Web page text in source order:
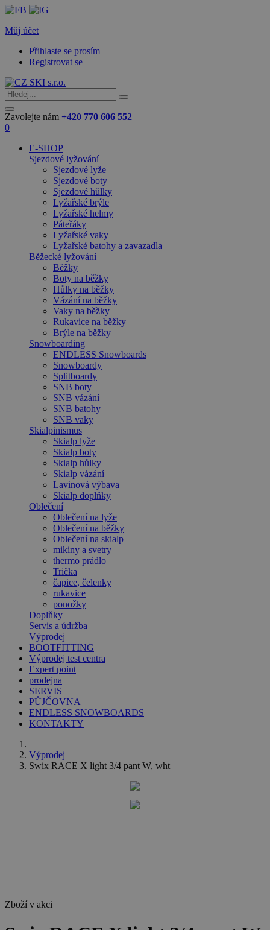
Můj účet
Přihlaste se prosím
Registrovat se
Zavolejte nám +420 770 606 552
0
E-SHOP
Sjezdové lyžování
Sjezdové lyže
Sjezdové boty
Sjezdové hůlky
Lyžařské brýle
Lyžařské helmy
Páteřáky
Lyžařské vaky
Lyžařské batohy a zavazadla
Běžecké lyžování
Běžky
Boty na běžky
Hůlky na běžky
Vázání na běžky
Vaky na běžky
Rukavice na běžky
Brýle na běžky
Snowboarding
ENDLESS Snowboards
Snowboardy
Splitboardy
SNB boty
SNB vázání
SNB batohy
SNB vaky
Skialpinismus
Skialp lyže
Skialp boty
Skialp hůlky
Skialp vázání
Lavinová výbava
Skialp doplňky
Oblečení
Oblečení na lyže
Oblečení na běžky
Oblečení na skialp
mikiny a svetry
thermo prádlo
Trička
čapice, čelenky
rukavice
ponožky
Doplňky
Servis a údržba
Výprodej
BOOTFITTING
Výprodej test centra
Expert point
prodejna
SERVIS
PŮJČOVNA
ENDLESS SNOWBOARDS
KONTAKTY
Výprodej
Swix RACE X light 3/4 pant W, wht
Zboží v akci